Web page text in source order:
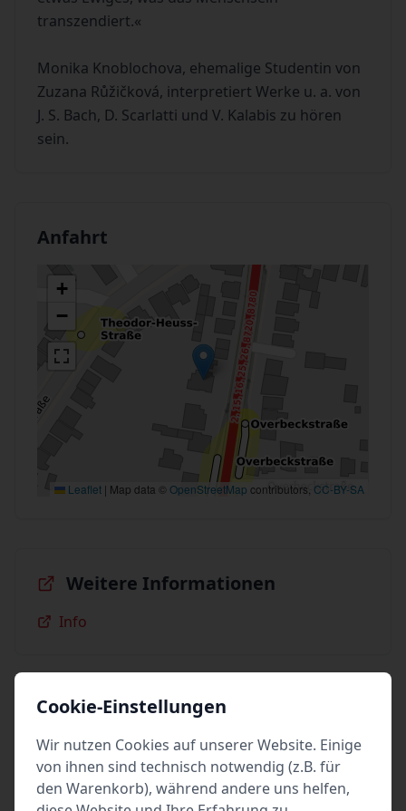
transzendiert.«
Monika Knoblochova, ehemalige Studentin von
Zuzana Růžičková, interpretiert Werke u. a. von
J. S. Bach, D. Scarlatti und V. Kalabis zu hören
sein.
Anfahrt
+
−
Leaflet | Map data © OpenStreetMap contributors, CC-BY-SA
Weitere Informationen
Info
Stand
vom: Di 28. Juli 2026 11:28
erstellt von: Ev. Luth. Kirchengemeindeverband
Innenstadt Lübeck
Cookie-Einstellungen
Wir nutzen Cookies auf unserer Website. Einige
von ihnen sind technisch notwendig (z.B. für
den Warenkorb), während andere uns helfen,